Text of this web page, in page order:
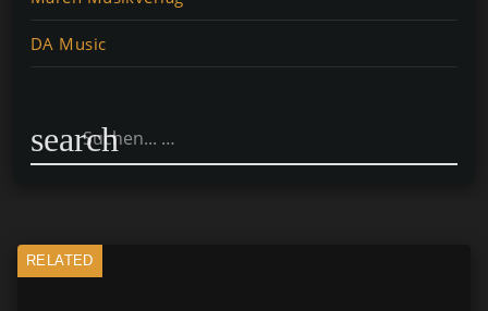
DA Music
search
RELATED